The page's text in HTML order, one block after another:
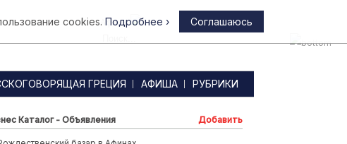
Афины
ГРЕЦИЯ АФИША РУБРИКИ
Каталог - Объявления Добавить
cookies. Подробнее › Соглашаюсь